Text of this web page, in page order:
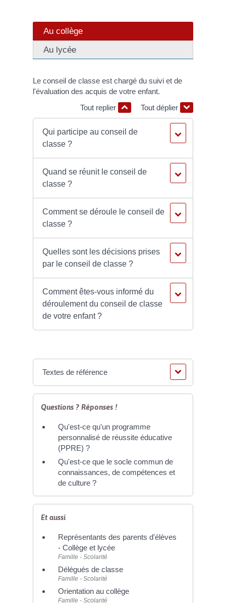
Au collège
Au lycée
Le conseil de classe est chargé du suivi et de
l'évaluation des acquis de votre enfant.
Tout replier
Tout déplier
Qui participe au conseil de
classe ?
Quand se réunit le conseil de
classe ?
Comment se déroule le conseil de
classe ?
Quelles sont les décisions prises
par le conseil de classe ?
Comment êtes-vous informé du
déroulement du conseil de classe
de votre enfant ?
Textes de référence
Questions ? Réponses !
Qu'est-ce qu'un programme
personnalisé de réussite éducative
(PPRE) ?
Qu'est-ce que le socle commun de
connaissances, de compétences et
de culture ?
Et aussi
Représentants des parents d'élèves
- Collège et lycée
Famille - Scolarité
Délégués de classe
Famille - Scolarité
Orientation au collège
Famille - Scolarité